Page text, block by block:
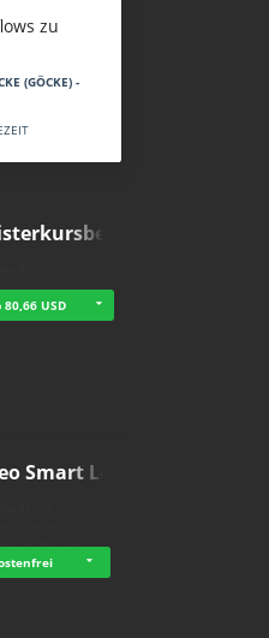
zu
(GÖCKE) -
80,66 USD
Smart Lea…
Lernen hat - …